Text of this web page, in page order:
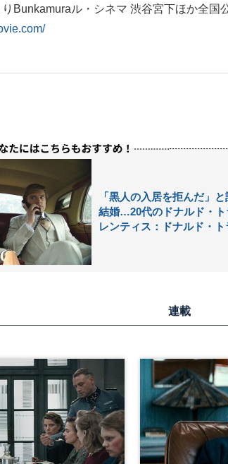
Bunkamuraル・シネマ 渋谷宮下ほか全国
「黒人の入居を拒んだ」
結婚…20代のドナルド・
レンティス：ドナルド・
連載